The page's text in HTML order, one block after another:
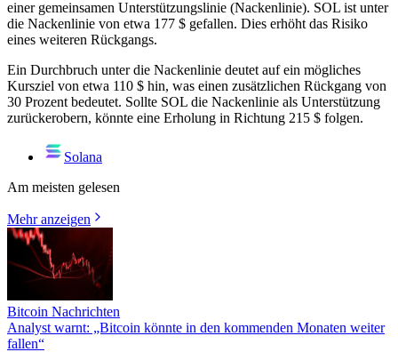
einer gemeinsamen Unterstützungslinie (Nackenlinie). SOL ist unter
die Nackenlinie von etwa 177 $ gefallen. Dies erhöht das Risiko
eines weiteren Rückgangs.
Ein Durchbruch unter die Nackenlinie deutet auf ein mögliches
Kursziel von etwa 110 $ hin, was einen zusätzlichen Rückgang von
30 Prozent bedeutet. Sollte SOL die Nackenlinie als Unterstützung
zurückerobern, könnte eine Erholung in Richtung 215 $ folgen.
Solana
Am meisten gelesen
Mehr anzeigen
Bitcoin Nachrichten
Analyst warnt: „Bitcoin könnte in den kommenden Monaten weiter
fallen“